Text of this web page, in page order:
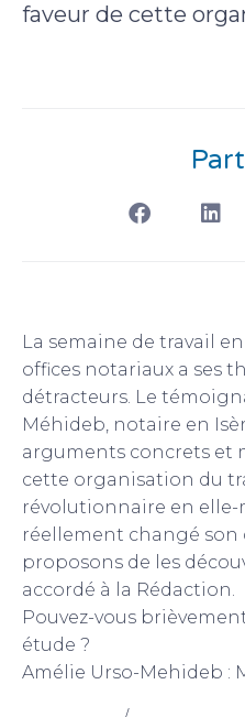
faveur de cette
La semaine de travail
offices notariaux a ses
détracteurs. Le
Méhideb, notaire en
arguments concrets et
cette organisation du
révolutionnaire en elle-
réellement changé son
proposons de les
accordé à la Rédaction.
Pouvez-vous
étude ?
Amélie Urso-Mehideb :